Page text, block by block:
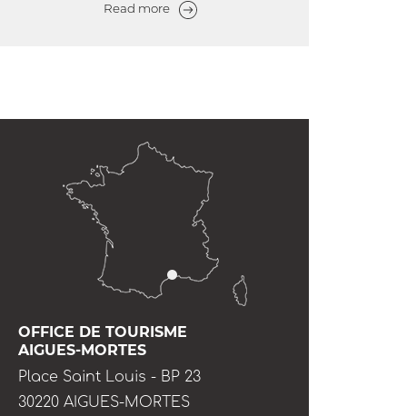
Read more
OFFICE DE TOURISME
AIGUES-MORTES
Place Saint Louis - BP 23
30220 AIGUES-MORTES